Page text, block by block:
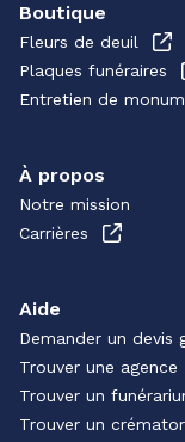
Boutique
Fleurs de deuil
Plaques funéraires
Entretien de
À propos
Notre mission
Carrières
Aide
Demander un devis
Trouver une agence
Trouver un
Trouver un